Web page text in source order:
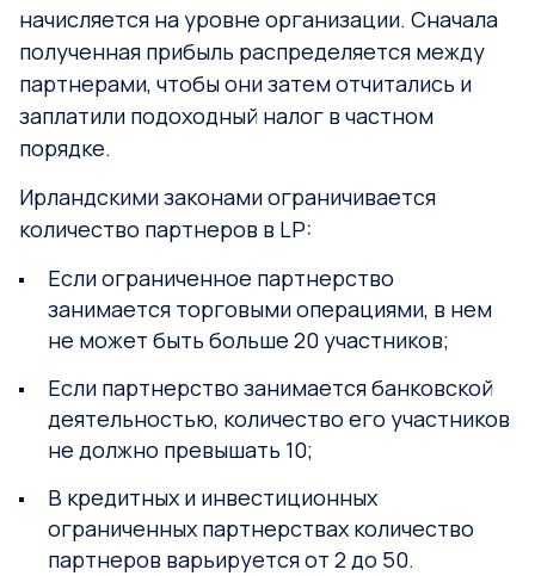
начисляется на уровне организации. Сначала
полученная прибыль распределяется между
партнерами, чтобы они затем отчитались и
заплатили подоходный налог в частном
порядке.
Ирландскими законами ограничивается
количество партнеров в LP:
Если ограниченное партнерство
занимается торговыми операциями, в нем
не может быть больше 20 участников;
Если партнерство занимается банковской
деятельностью, количество его участников
не должно превышать 10;
В кредитных и инвестиционных
ограниченных партнерствах количество
партнеров варьируется от 2 до 50.